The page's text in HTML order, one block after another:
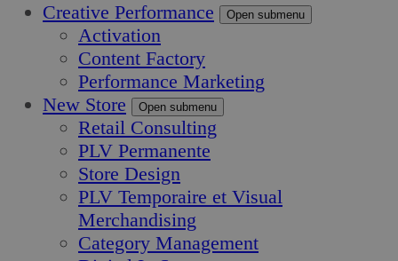
Creative Performance
Open submenu
Activation
Content Factory
Performance Marketing
New Store
Open submenu
Retail Consulting
PLV Permanente
Store Design
PLV Temporaire et Visual
Merchandising
Category Management